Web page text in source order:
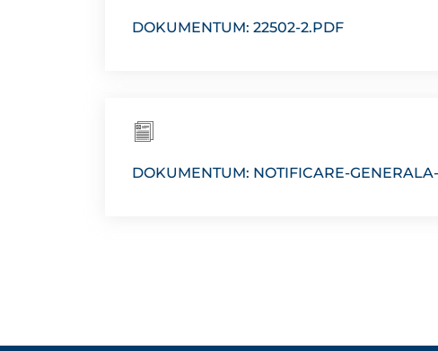
DOKUMENTUM: 22502-2.PDF
DOKUMENTUM: NOTIFICARE-